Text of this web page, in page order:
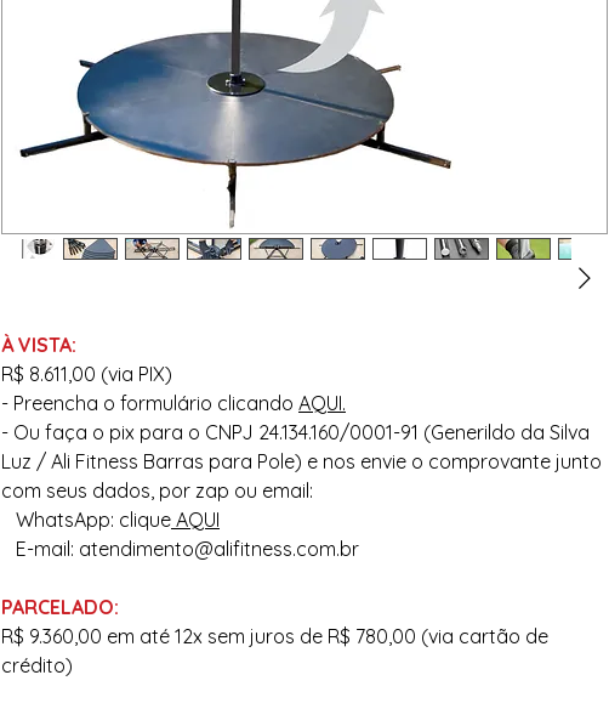
À VISTA:
R$ 8.611,00 (via PIX)
- Preencha o formulário clicando AQUI.
- Ou faça o pix para o CNPJ 24.134.160/0001-91 (Generildo da Silva
Luz / Ali Fitness Barras para Pole) e nos envie o comprovante junto
com seus dados, por zap ou email:
WhatsApp: clique AQUI
E-mail: atendimento@alifitness.com.br
PARCELADO:
R$ 9.360,00 em até 12x sem juros de R$ 780,00 (via cartão de
crédito)